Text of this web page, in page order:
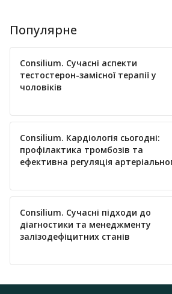
Популярне
Consilium. Сучасні аспекти
тестостерон-замісної терапії у
чоловіків
Consilium. Кардіологія сьогодні:
профілактика тромбозів та
ефективна регуляція
Consilium. Сучасні підходи до
діагностики та менеджменту
залізодефіцитних станів